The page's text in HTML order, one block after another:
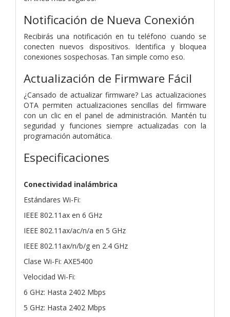
Notificación de Nueva Conexión
Recibirás una notificación en tu teléfono cuando se
conecten nuevos dispositivos. Identifica y bloquea
conexiones sospechosas. Tan simple como eso.
Actualización de Firmware Fácil
¿Cansado de actualizar firmware? Las actualizaciones
OTA permiten actualizaciones sencillas del firmware
con un clic en el panel de administración. Mantén tu
seguridad y funciones siempre actualizadas con la
programación automática.
Especificaciones
Conectividad inalámbrica
Estándares Wi-Fi:
IEEE 802.11ax en 6 GHz
IEEE 802.11ax/ac/n/a en 5 GHz
IEEE 802.11ax/n/b/g en 2.4 GHz
Clase Wi-Fi: AXE5400
Velocidad Wi-Fi:
6 GHz: Hasta 2402 Mbps
5 GHz: Hasta 2402 Mbps